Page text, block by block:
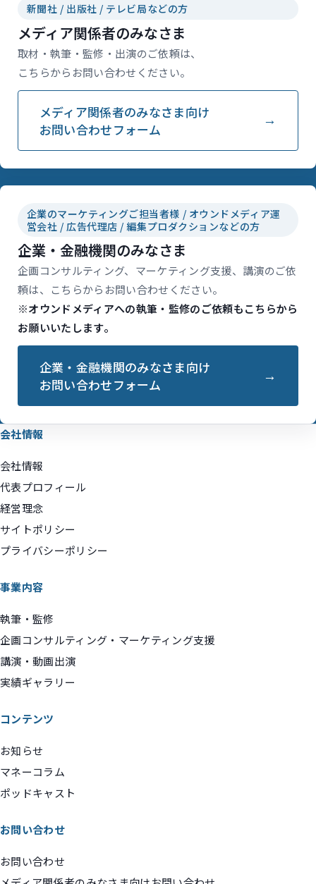
新聞社 / 出版社 / テレビ局などの方
メディア関係者のみなさま
取材・執筆・監修・出演のご依頼は、
こちらからお問い合わせください。
メディア関係者のみなさま向け
お問い合わせフォーム
企業のマーケティングご担当者様 / オウンドメディア運
営会社 / 広告代理店 / 編集プロダクションなどの方
企業・金融機関のみなさま
企画コンサルティング、マーケティング支援、講演のご依
頼は、こちらからお問い合わせください。
※オウンドメディアへの執筆・監修のご依頼もこちらから
お願いいたします。
企業・金融機関のみなさま向け
お問い合わせフォーム
会社情報
会社情報
代表プロフィール
経営理念
サイトポリシー
プライバシーポリシー
事業内容
執筆・監修
企画コンサルティング・マーケティング支援
講演・動画出演
実績ギャラリー
コンテンツ
お知らせ
マネーコラム
ポッドキャスト
お問い合わせ
お問い合わせ